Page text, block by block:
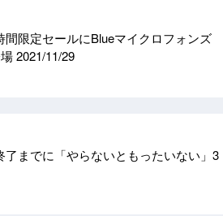
限定セールにBlueマイクロフォンズ
2021/11/29
までに「やらないともったいない」3